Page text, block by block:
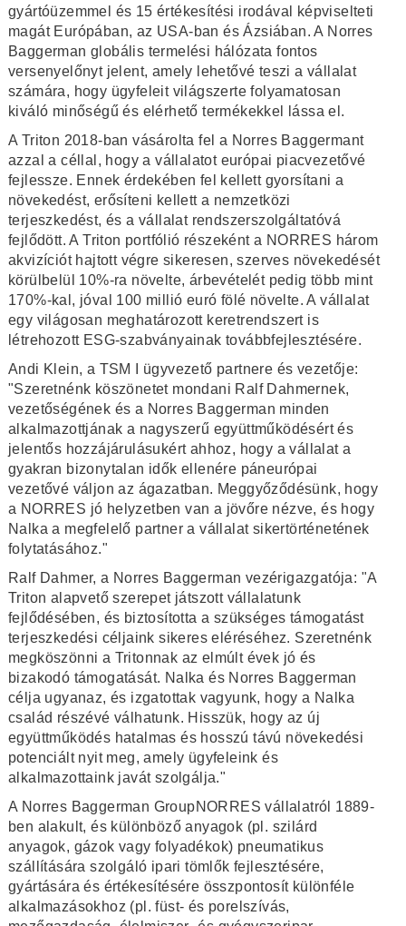
gyártóüzemmel és 15 értékesítési irodával képviselteti
magát Európában, az USA-ban és Ázsiában. A Norres
Baggerman globális termelési hálózata fontos
versenyelőnyt jelent, amely lehetővé teszi a vállalat
számára, hogy ügyfeleit világszerte folyamatosan
kiváló minőségű és elérhető termékekkel lássa el.
A Triton 2018-ban vásárolta fel a Norres Baggermant
azzal a céllal, hogy a vállalatot európai piacvezetővé
fejlessze. Ennek érdekében fel kellett gyorsítani a
növekedést, erősíteni kellett a nemzetközi
terjeszkedést, és a vállalat rendszerszolgáltatóvá
fejlődött. A Triton portfólió részeként a NORRES három
akvizíciót hajtott végre sikeresen, szerves növekedését
körülbelül 10%-ra növelte, árbevételét pedig több mint
170%-kal, jóval 100 millió euró fölé növelte. A vállalat
egy világosan meghatározott keretrendszert is
létrehozott ESG-szabványainak továbbfejlesztésére.
Andi Klein, a TSM I ügyvezető partnere és vezetője:
"Szeretnénk köszönetet mondani Ralf Dahmernek,
vezetőségének és a Norres Baggerman minden
alkalmazottjának a nagyszerű együttműködésért és
jelentős hozzájárulásukért ahhoz, hogy a vállalat a
gyakran bizonytalan idők ellenére páneurópai
vezetővé váljon az ágazatban. Meggyőződésünk, hogy
a NORRES jó helyzetben van a jövőre nézve, és hogy
Nalka a megfelelő partner a vállalat sikertörténetének
folytatásához."
Ralf Dahmer, a Norres Baggerman vezérigazgatója: "A
Triton alapvető szerepet játszott vállalatunk
fejlődésében, és biztosította a szükséges támogatást
terjeszkedési céljaink sikeres eléréséhez. Szeretnénk
megköszönni a Tritonnak az elmúlt évek jó és
bizakodó támogatását. Nalka és Norres Baggerman
célja ugyanaz, és izgatottak vagyunk, hogy a Nalka
család részévé válhatunk. Hisszük, hogy az új
együttműködés hatalmas és hosszú távú növekedési
potenciált nyit meg, amely ügyfeleink és
alkalmazottaink javát szolgálja."
A Norres Baggerman GroupNORRES vállalatról 1889-
ben alakult, és különböző anyagok (pl. szilárd
anyagok, gázok vagy folyadékok) pneumatikus
szállítására szolgáló ipari tömlők fejlesztésére,
gyártására és értékesítésére összpontosít különféle
alkalmazásokhoz (pl. füst- és porelszívás,